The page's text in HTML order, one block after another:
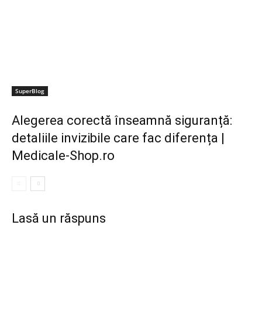
SuperBlog
Alegerea corectă înseamnă siguranță:
detaliile invizibile care fac diferența |
Medicale-Shop.ro
Lasă un răspuns